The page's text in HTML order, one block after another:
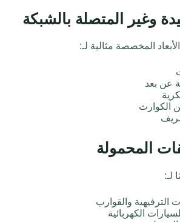
وغير المتصلة بالشبكة
المخصصة مثالية لـ:
عن بعد
الكوارث
المحمولة
لـ:
الترفيهية والقوارب
الكهربائية